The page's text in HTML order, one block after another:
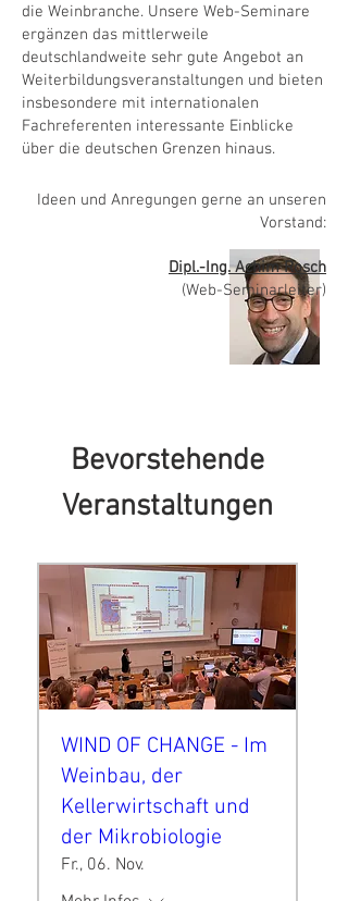
die Weinbranche. Unsere Web-Seminare
ergänzen das mittlerweile
deutschlandweite sehr gute Angebot an
Weiterbildungsveranstaltungen und bieten
insbesondere mit internationalen
Fachreferenten interessante Einblicke
über die deutschen Grenzen hinaus.
Ideen und Anregungen gerne an unseren
Vorstand:
Dipl.-Ing. Achim Rosch
(Web-Seminarleiter)
Bevorstehende
Veranstaltungen
WIND OF CHANGE - Im
Weinbau, der
Kellerwirtschaft und
der Mikrobiologie
Fr., 06. Nov.